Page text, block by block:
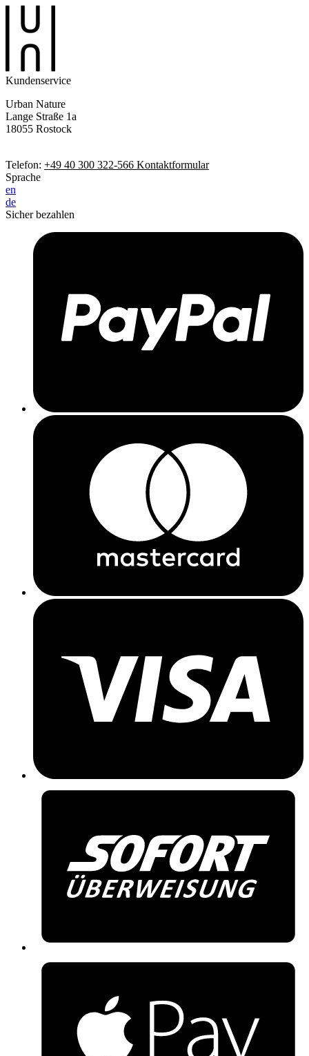
Kundenservice
Urban Nature
Lange Straße 1a
18055 Rostock
Telefon: +49 40 300 322-566 Kontaktformular
Sprache
en
de
Sicher bezahlen